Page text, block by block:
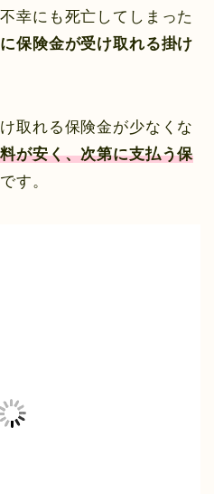
幸にも死亡してしまった
保険金が受け取れる掛け
取れる保険金が少なくな
が安く、次第に支払う保
す。